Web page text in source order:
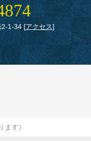
[アクセス]
す）